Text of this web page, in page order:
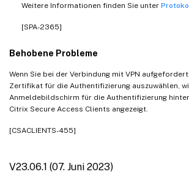
Weitere Informationen finden Sie unter
[SPA-2365]
Behobene Probleme
Wenn Sie bei der Verbindung mit VPN
Zertifikat für die Authentifizierung auszuwählen,
Anmeldebildschirm für die Authentifizierung
Citrix Secure Access Clients angezeigt.
[CSACLIENTS-455]
V23.06.1 (07. Juni 2023)